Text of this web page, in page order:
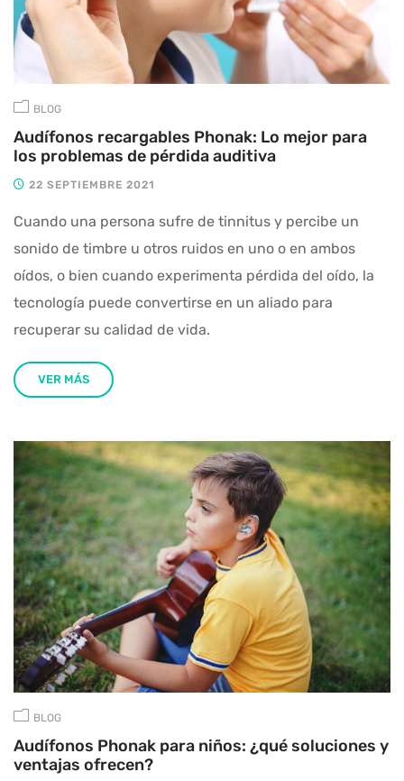
BLOG
Audífonos recargables Phonak: Lo mejor para
los problemas de pérdida auditiva
22 SEPTIEMBRE 2021
Cuando una persona sufre de tinnitus y percibe un
sonido de timbre u otros ruidos en uno o en ambos
oídos, o bien cuando experimenta pérdida del oído, la
tecnología puede convertirse en un aliado para
recuperar su calidad de vida.
VER MÁS
BLOG
Audífonos Phonak para niños: ¿qué soluciones y
ventajas ofrecen?